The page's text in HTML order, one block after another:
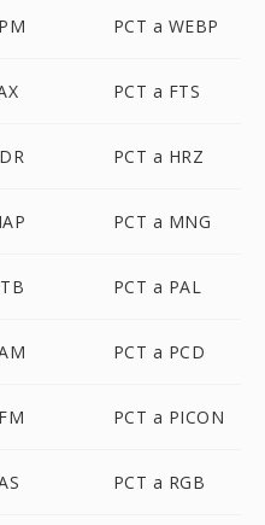
PCT a WEBP
PCT a FTS
PCT a HRZ
PCT a MNG
PCT a PAL
PCT a PCD
PCT a PICON
PCT a RGB